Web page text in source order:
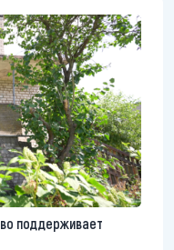
поддерживает